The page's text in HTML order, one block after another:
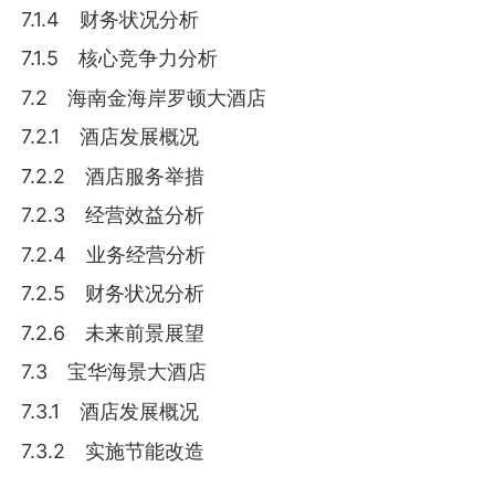
7.1.4 财务状况分析
7.1.5 核心竞争力分析
7.2 海南金海岸罗顿大酒店
7.2.1 酒店发展概况
7.2.2 酒店服务举措
7.2.3 经营效益分析
7.2.4 业务经营分析
7.2.5 财务状况分析
7.2.6 未来前景展望
7.3 宝华海景大酒店
7.3.1 酒店发展概况
7.3.2 实施节能改造